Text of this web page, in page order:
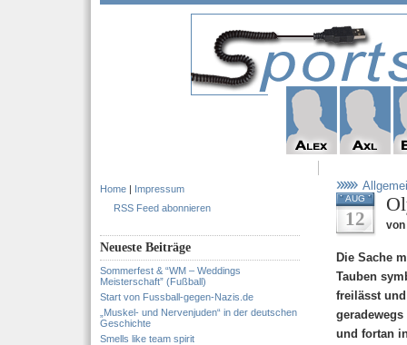
Home | Impressum
RSS Feed abonnieren
Neueste Beiträge
Sommerfest & “WM – Weddings
Meisterschaft” (Fußball)
Start von Fussball-gegen-Nazis.de
„Muskel- und Nervenjuden“ in der deutschen
Geschichte
Smells like team spirit
AUG
12 von
Die Sache
Tauben
freilässt
und fortan